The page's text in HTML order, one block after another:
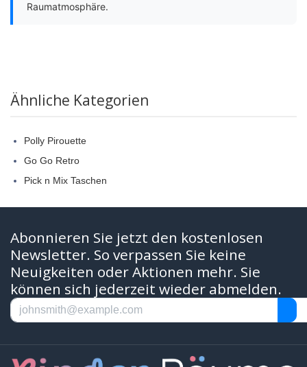
Raumatmosphäre.
Ähnliche Kategorien
Polly Pirouette
Go Go Retro
Pick n Mix Taschen
Abonnieren Sie jetzt den kostenlosen
Newsletter. So verpassen Sie keine
Neuigkeiten oder Aktionen mehr. Sie
können sich jederzeit wieder abmelden.